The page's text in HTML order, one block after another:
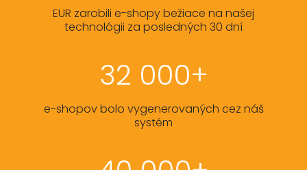
EUR zarobili e-shopy bežiace na našej
technológii za posledných 30 dní
32 000+
e-shopov bolo vygenerovaných cez náš
systém